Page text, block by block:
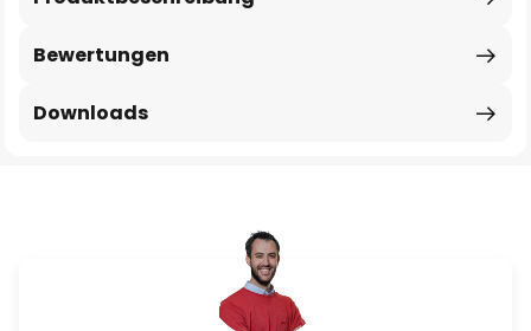
Bewertungen
Downloads